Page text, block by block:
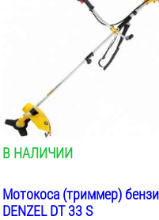
В НАЛИЧИИ
Мотокоса (триммер)
DENZEL DT 33 S